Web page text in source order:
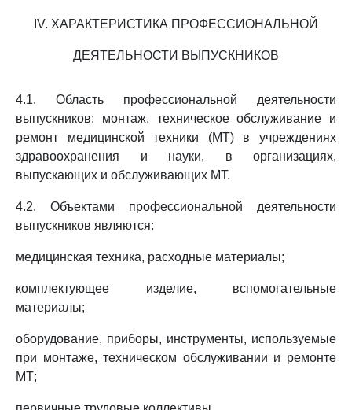
IV. ХАРАКТЕРИСТИКА ПРОФЕССИОНАЛЬНОЙ
ДЕЯТЕЛЬНОСТИ ВЫПУСКНИКОВ
4.1. Область профессиональной деятельности
выпускников: монтаж, техническое обслуживание и
ремонт медицинской техники (МТ) в учреждениях
здравоохранения и науки, в организациях,
выпускающих и обслуживающих МТ.
4.2. Объектами профессиональной деятельности
выпускников являются:
медицинская техника, расходные материалы;
комплектующее изделие, вспомогательные
материалы;
оборудование, приборы, инструменты, используемые
при монтаже, техническом обслуживании и ремонте
МТ;